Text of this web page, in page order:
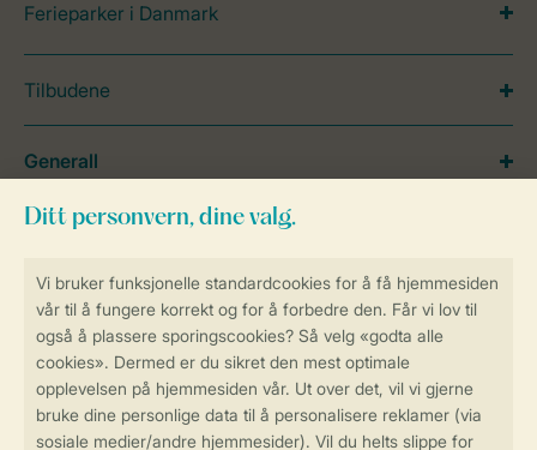
Sikker og rask online booking
Sikker datahåndtering
Ferieparker i Danmark
Tilbudene
Generall
Service
Betalingsmuligheder